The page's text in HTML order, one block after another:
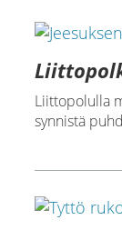
Liittopolulla
synnistä